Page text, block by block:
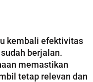
kembali efektivitas
berjalan.
memastikan
tetap relevan dan